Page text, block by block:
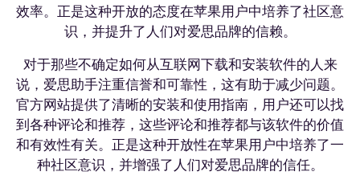
效率。正是这种开放的态度在苹果用户中培养了社区意
识，并提升了人们对爱思品牌的信赖。
对于那些不确定如何从互联网下载和安装软件的人来
说，爱思助手注重信誉和可靠性，这有助于减少问题。
官方网站提供了清晰的安装和使用指南，用户还可以找
到各种评论和推荐，这些评论和推荐都与该软件的价值
和有效性有关。正是这种开放性在苹果用户中培养了一
种社区意识，并增强了人们对爱思品牌的信任。